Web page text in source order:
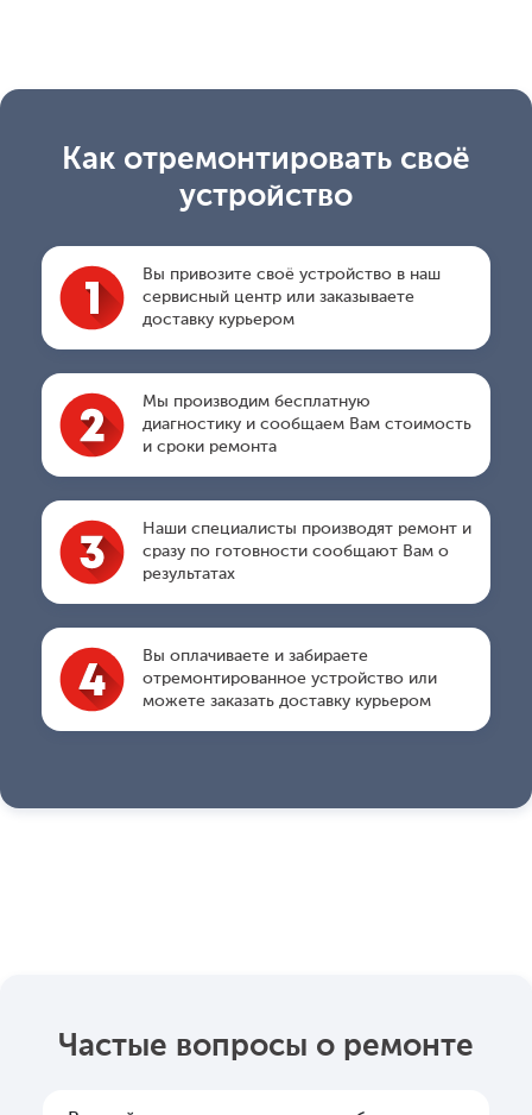
Как отремонтировать своё
устройство
Вы привозите своё устройство в наш
сервисный центр или заказываете
доставку курьером
Мы производим бесплатную
диагностику и сообщаем Вам стоимость
и сроки ремонта
Наши специалисты производят ремонт и
сразу по готовности сообщают Вам о
результатах
Вы оплачиваете и забираете
отремонтированное устройство или
можете заказать доставку курьером
Частые вопросы о ремонте